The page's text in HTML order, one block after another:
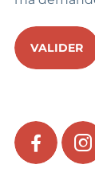
VALIDER